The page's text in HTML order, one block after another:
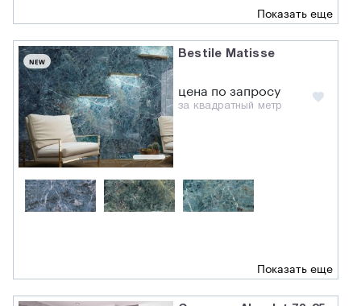
Показать еще
NEW
Bestile Matisse
цена по запросу
за квадратный метр
Показать еще